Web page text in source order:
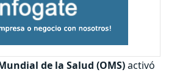
de la Salud (OMS)activó